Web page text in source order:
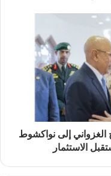
إلى نواكشوط
الاستثمار